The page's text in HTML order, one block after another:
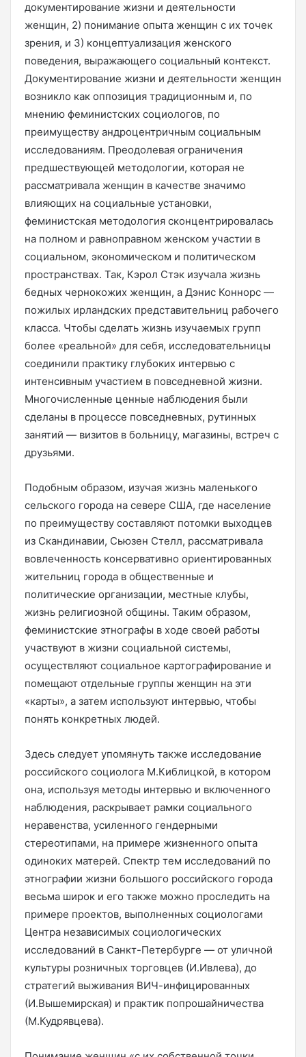
документирование жизни и деятельности
женщин, 2) понимание опыта женщин с их точек
зрения, и 3) концептуализация женского
поведения, выражающего социальный контекст.
Документирование жизни и деятельности женщин
возникло как оппозиция традиционным и, по
мнению феминистских социологов, по
преимуществу андроцентричным социальным
исследованиям. Преодолевая ограничения
предшествующей методологии, которая не
рассматривала женщин в качестве значимо
влияющих на социальные установки,
феминистская методология сконцентрировалась
на полном и равноправном женском участии в
социальном, экономическом и политическом
пространствах. Так, Кэрол Стэк изучала жизнь
бедных чернокожих женщин, а Дэнис Коннорс —
пожилых ирландских представительниц рабочего
класса. Чтобы сделать жизнь изучаемых групп
более «реальной» для себя, исследовательницы
соединили практику глубоких интервью с
интенсивным участием в повседневной жизни.
Многочисленные ценные наблюдения были
сделаны в процессе повседневных, рутинных
занятий — визитов в больницу, магазины, встреч с
друзьями.
Подобным образом, изучая жизнь маленького
сельского города на севере США, где население
по преимуществу составляют потомки выходцев
из Скандинавии, Сьюзен Стелл, рассматривала
вовлеченность консервативно ориентированных
жительниц города в общественные и
политические организации, местные клубы,
жизнь религиозной общины. Таким образом,
феминистские этнографы в ходе своей работы
участвуют в жизни социальной системы,
осуществляют социальное картографирование и
помещают отдельные группы женщин на эти
«карты», а затем используют интервью, чтобы
понять конкретных людей.
Здесь следует упомянуть также исследование
российского социолога М.Киблицкой, в котором
она, используя методы интервью и включенного
наблюдения, раскрывает рамки социального
неравенства, усиленного гендерными
стереотипами, на примере жизненного опыта
одиноких матерей. Спектр тем исследований по
этнографии жизни большого российского города
весьма широк и его также можно проследить на
примере проектов, выполненных социологами
Центра независимых социологических
исследований в Санкт-Петербурге — от уличной
культуры розничных торговцев (И.Ивлева), до
стратегий выживания ВИЧ-инфицированных
(И.Вышемирская) и практик попрошайничества
(М.Кудрявцева).